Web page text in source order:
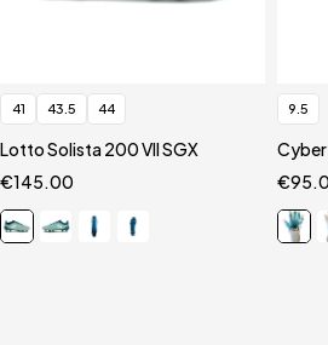
41 43.5 44
Lotto Solista 200 VII SGX
€145.00
9.5
€